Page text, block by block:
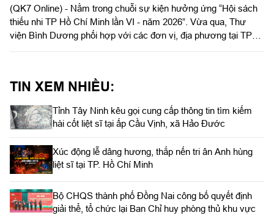
(QK7 Online) - Nằm trong chuỗi sự kiện hưởng ứng “Hội sách
thiếu nhi TP Hồ Chí Minh lần VI - năm 2026”. Vừa qua, Thư
viện Bình Dương phối hợp với các đơn vị, địa phương tại TP
TIN XEM NHIỀU:
Tỉnh Tây Ninh kêu gọi cung cấp thông tin tìm kiếm
hài cốt liệt sĩ tại ấp Cầu Vịnh, xã Hảo Đước
Xúc động lễ dâng hương, thắp nến tri ân Anh hùng
liệt sĩ tại TP. Hồ Chí Minh
Bộ CHQS thành phố Đồng Nai công bố quyết định
giải thể, tổ chức lại Ban Chỉ huy phòng thủ khu vực